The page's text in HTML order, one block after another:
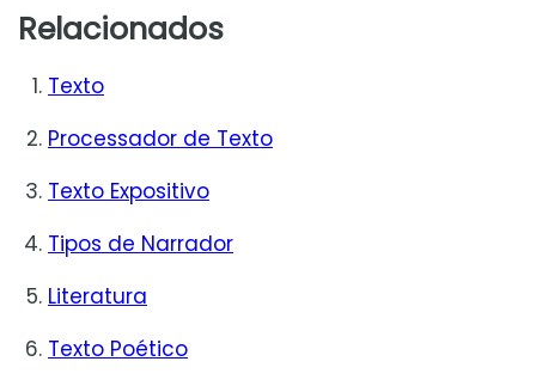
Relacionados
Texto
Processador de Texto
Texto Expositivo
Tipos de Narrador
Literatura
Texto Poético